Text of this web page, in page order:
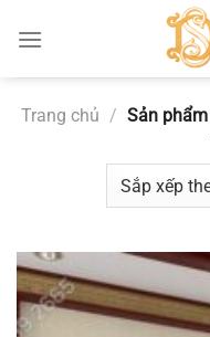
đến
Trang chủ / Sản